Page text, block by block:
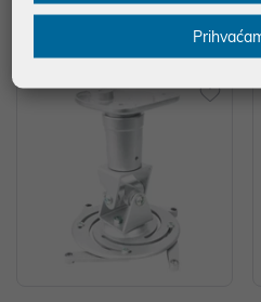
Dodatnih -5% uz PROMO KOD